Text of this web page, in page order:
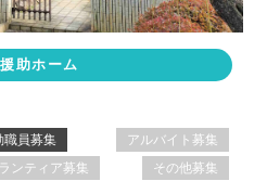
助ホーム
職員募集
アルバイト募集
ンティア募集 その他募集